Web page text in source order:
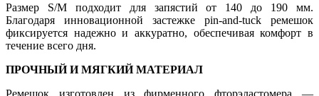
Размер S/M подходит для запястий от 140 до 190 мм.
Благодаря инновационной застежке pin-and-tuck ремешок
фиксируется надежно и аккуратно, обеспечивая комфорт в
течение всего дня.
ПРОЧНЫЙ И МЯГКИЙ МАТЕРИАЛ
Ремешок изготовлен из фирменного фторэластомера —